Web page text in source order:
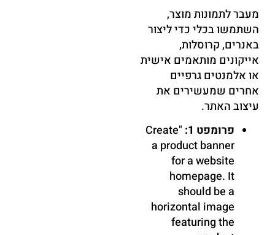
מעבר לתמונות מוצר,
השתמשו בכלי כדי ליצור
באנרים, קרוסלות,
אייקונים מותאמים אישית
או אלמנטים גרפיים
אחרים שמעשירים את
עיצוב האתר.
פרומפט 1:
"Create
a product banner
for a website
homepage. It
should be a
horizontal image
featuring the